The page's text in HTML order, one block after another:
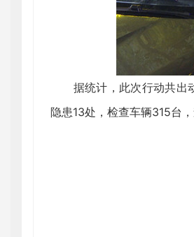
据统计，此次行动共出动
隐患13处，检查车辆315台